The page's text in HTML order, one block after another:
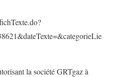
la société GRTgaz à